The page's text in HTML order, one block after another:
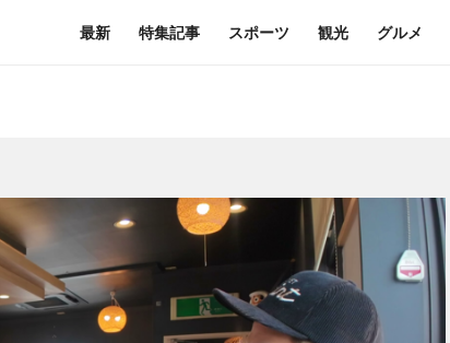
最新 特集記事 スポーツ 観光 グルメ